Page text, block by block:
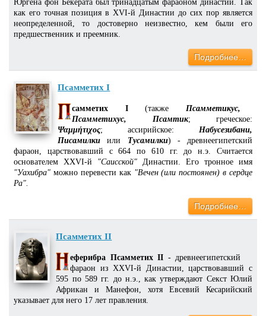
Юргена фон Бекерата был тринадцатым фараоном династии. Так
как его точная позиция в XVI-й Династии до сих пор является
неопределенной, то достоверно неизвестно, кем были его
предшественник и преемник.
Подробнее…
Псамметих I
самметих I(также Псамметикус,
Псамметихус, Псамтик; греческое:
Ψαμμήτιχος; ассирийское: Набусезибани,
Писамилки или Тусамилки) - древнеегипетский
фараон, царствовавший с 664 по 610 гг. до н.э. Считается
основателем XXVI-й "Саисской" Династии. Его тронное имя
"Уахибра" можно перевести как "Вечен (или постоянен) в сердце
Ра".
Подробнее…
Псамметих II
еферибра Псамметих II - древнеегипетский
фараон из XXVI-й Династии, царствовавший с
595 по 589 гг. до н.э., как утверждают Секст Юлий
Африкан и Манефон, хотя Евсевий Кесарийский
указывает для него 17 лет правления.